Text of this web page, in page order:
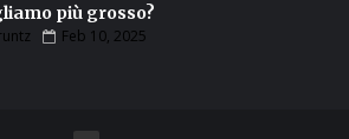
più grosso?
Feb 10, 2025